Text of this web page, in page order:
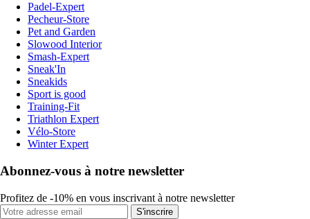
Padel-Expert
Pecheur-Store
Pet and Garden
Slowood Interior
Smash-Expert
Sneak'In
Sneakids
Sport is good
Training-Fit
Triathlon Expert
Vélo-Store
Winter Expert
Abonnez-vous à notre newsletter
Profitez de -10% en vous inscrivant à notre newsletter
S'inscrire